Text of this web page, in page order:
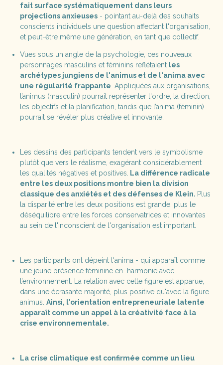
fait surface systématiquement dans leurs
projections anxieuses- pointant au-delà des souhaits
conscients individuels une question affectant l'organisation,
et peut-être même une génération, en tant que collectif.
Vues sous un angle de la psychologie, ces nouveaux
personnages masculins et féminins reflétaient les
archétypes jungiens de l'animus et de l'anima avec
une régularité frappante. Appliquées aux organisations,
l’animus (masculin) pourrait représenter l'ordre, la direction,
les objectifs et la planification, tandis que l’anima (féminin)
pourrait se révéler plus créative et innovante.
Les dessins des participants tendent vers le symbolisme
plutôt que vers le réalisme, exagérant considérablement
les qualités négatives et positives. La différence radicale
entre les deux positions montre bien la division
classique des anxiétés et des défenses de Klein. Plus
la disparité entre les deux positions est grande, plus le
déséquilibre entre les forces conservatrices et innovantes
au sein de l'inconscient de l'organisation est important.
Les participants ont dépeint l'anima - qui apparaît comme
une jeune présence féminine en harmonie avec
l’environnement. La relation avec cette figure est apparue,
dans une écrasante majorité, plus positive qu'avec la figure
animus. Ainsi, l'orientation entrepreneuriale latente
apparaît comme un appel à la créativité face à la
crise environnementale.
La crise climatique est confirmée comme un lieu